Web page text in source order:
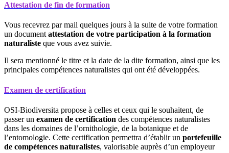
Attestation de fin de formation
Vous recevrez par mail quelques jours à la suite de votre formation
un document attestation de votre participation à la formation
naturaliste que vous avez suivie.
Il sera mentionné le titre et la date de la dite formation, ainsi que les
principales compétences naturalistes qui ont été développées.
Examen de certification
OSI-Biodiversita propose à celles et ceux qui le souhaitent, de
passer un examen de certification des compétences naturalistes
dans les domaines de l’ornithologie, de la botanique et de
l’entomologie. Cette certification permettra d’établir un portefeuille
de compétences naturalistes, valorisable auprès d’un employeur